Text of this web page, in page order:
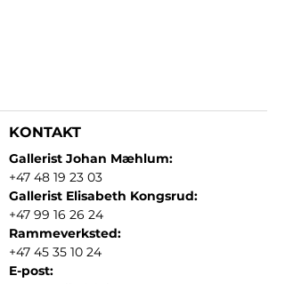
KONTAKT
Gallerist Johan Mæhlum:
+47 48 19 23 03
Gallerist Elisabeth Kongsrud:
+47 99 16 26 24
Rammeverksted:
+47 45 35 10 24
E-post: